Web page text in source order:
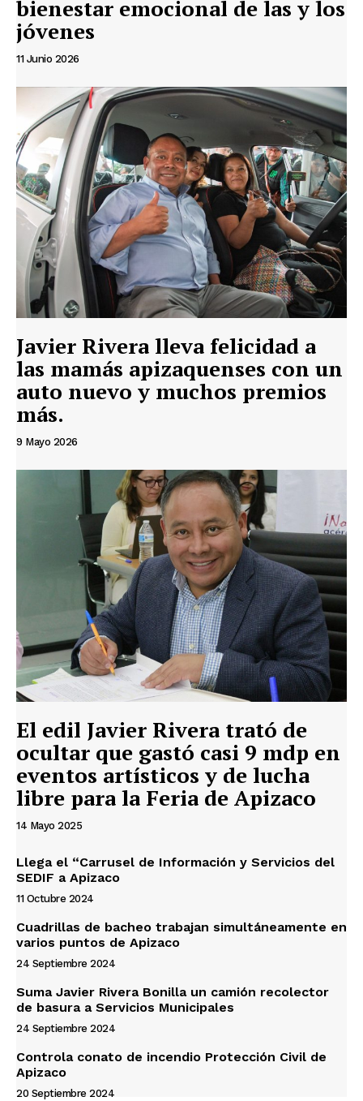
bienestar emocional de las y los
jóvenes
11 Junio 2026
Javier Rivera lleva felicidad a
las mamás apizaquenses con un
auto nuevo y muchos premios
más.
9 Mayo 2026
El edil Javier Rivera trató de
ocultar que gastó casi 9 mdp en
eventos artísticos y de lucha
libre para la Feria de Apizaco
14 Mayo 2025
Llega el “Carrusel de Información y Servicios del
SEDIF a Apizaco
11 Octubre 2024
Cuadrillas de bacheo trabajan simultáneamente en
varios puntos de Apizaco
24 Septiembre 2024
Suma Javier Rivera Bonilla un camión recolector
de basura a Servicios Municipales
24 Septiembre 2024
Controla conato de incendio Protección Civil de
Apizaco
20 Septiembre 2024